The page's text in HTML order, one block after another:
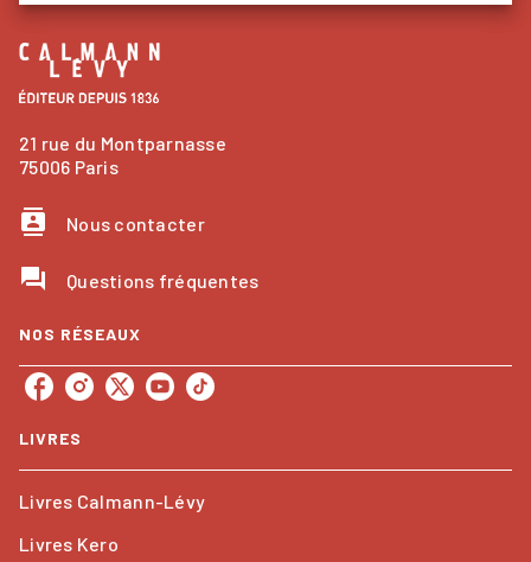
21 rue du Montparnasse
75006 Paris
contacts Nous contacter
question_answer Questions fréquentes
NOS RÉSEAUX
LIVRES
Livres Calmann-Lévy
Livres Kero